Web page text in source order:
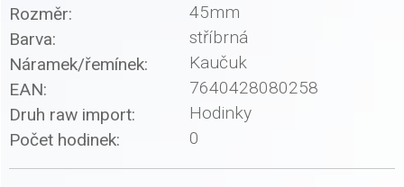
Rozměr:
45mm
Barva:
stříbrná
Náramek/řemínek:
Kaučuk
EAN:
7640428080258
Druh raw import:
Hodinky
Počet hodinek:
0